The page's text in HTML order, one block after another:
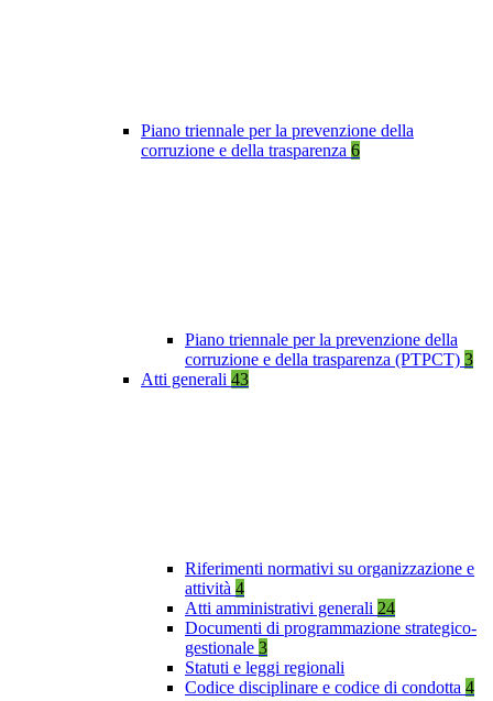
Piano triennale per la prevenzione della
corruzione e della trasparenza 6
Piano triennale per la prevenzione della
corruzione e della trasparenza (PTPCT) 3
Atti generali 43
Riferimenti normativi su organizzazione e
attività 4
Atti amministrativi generali 24
Documenti di programmazione strategico-
gestionale 3
Statuti e leggi regionali
Codice disciplinare e codice di condotta 4